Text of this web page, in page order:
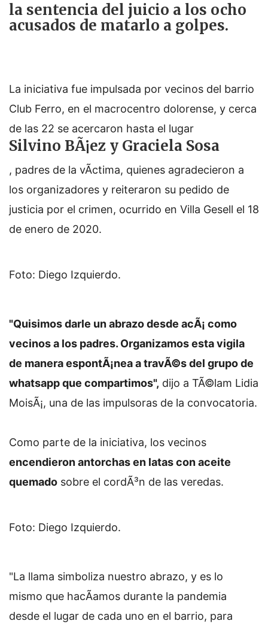
la sentencia del juicio a los ocho
acusados de matarlo a golpes.
La iniciativa fue impulsada por vecinos del barrio
Club Ferro, en el macrocentro dolorense, y cerca
de las 22 se acercaron hasta el lugar
Silvino BÃ¡ez y Graciela Sosa
, padres de la vÃ­ctima, quienes agradecieron a
los organizadores y reiteraron su pedido de
justicia por el crimen, ocurrido en Villa Gesell el 18
de enero de 2020.
Foto: Diego Izquierdo.
"Quisimos darle un abrazo desde acÃ¡ como
vecinos a los padres. Organizamos esta vigila
de manera espontÃ¡nea a travÃ©s del grupo de
whatsapp que compartimos", dijo a TÃ©lam Lidia
MoisÃ¡, una de las impulsoras de la convocatoria.
Como parte de la iniciativa, los vecinos
encendieron antorchas en latas con aceite
quemado sobre el cordÃ³n de las veredas.
Foto: Diego Izquierdo.
"La llama simboliza nuestro abrazo, y es lo
mismo que hacÃ­amos durante la pandemia
desde el lugar de cada uno en el barrio, para